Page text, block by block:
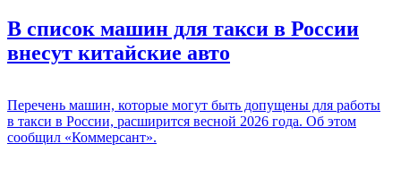
В список машин для такси в России
внесут китайские авто
Перечень машин, которые могут быть допущены для работы
в такси в России, расширится весной 2026 года. Об этом
сообщил «Коммерсант».